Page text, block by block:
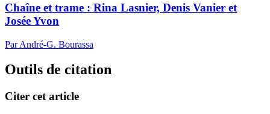
Chaîne et trame : Rina Lasnier, Denis Vanier et
Josée Yvon
Par André-G. Bourassa
Outils de citation
Citer cet article